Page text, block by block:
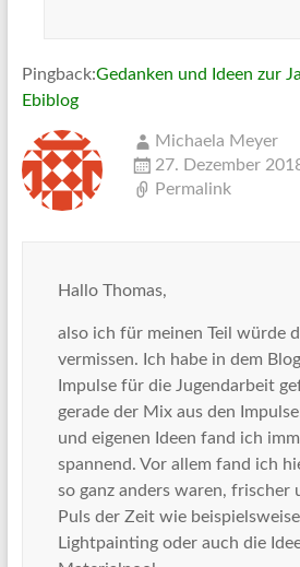
Pingback:Gedanken und Ideen zur
Ebiblog
Michaela Meyer
27. Dezember
Permalink
Hallo Thomas,
also ich für meinen Teil würde
vermissen. Ich habe in dem
Impulse für die Jugendarbeit
gerade der Mix aus den
und eigenen Ideen fand ich
spannend. Vor allem fand ich
so ganz anders waren, frischer
Puls der Zeit wie
Lightpainting oder auch die